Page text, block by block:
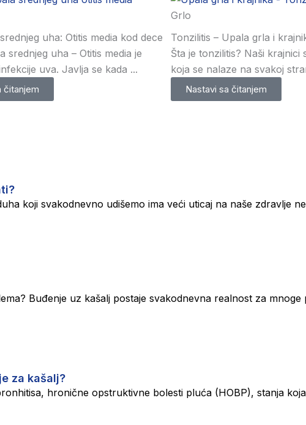
uha: Otitis media kod dece
srednjeg uha – Otitis media je
uva. Javlja se kada ...
čitanjem
Grlo
Tonzilitis – Upala grla i
Šta je tonzilitis? Naši
koja se nalaze na svakoj
Nastavi sa čitanjem
koji svakodnevno udišemo ima veći uticaj na naše zdravlje
Buđenje uz kašalj postaje svakodnevna realnost za
za kašalj?
hronične opstruktivne bolesti pluća (HOBP), stanja